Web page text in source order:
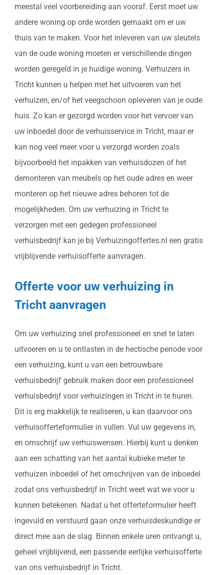
meestal veel voorbereiding aan vooraf. Eerst moet uw
andere woning op orde worden gemaakt om er uw
thuis van te maken. Voor het inleveren van uw sleutels
van de oude woning moeten er verschillende dingen
worden geregeld in je huidige woning. Verhuizers in
Tricht kunnen u helpen met het uitvoeren van het
verhuizen, en/of het veegschoon opleveren van je oude
huis. Zo kan er gezorgd worden voor het vervoer van
uw inboedel door de verhuisservice in Tricht, maar er
kan nog veel meer voor u verzorgd worden zoals
bijvoorbeeld het inpakken van verhuisdozen of het
demonteren van meubels op het oude adres en weer
monteren op het nieuwe adres behoren tot de
mogelijkheden. Om uw verhuizing in Tricht te
verzorgen met een gedegen professioneel
verhuisbedrijf kan je bij Verhuizingoffertes.nl een gratis
vrijblijvende verhuisofferte aanvragen.
Offerte voor uw verhuizing in
Tricht aanvragen
Om uw verhuizing snel professioneel en snel te laten
uitvoeren en u te ontlasten in de hectische periode voor
een verhuizing, kunt u van een betrouwbare
verhuisbedrijf gebruik maken door een professioneel
verhuisbedrijf voor verhuizingen in Tricht in te huren.
Dit is erg makkelijk te realiseren, u kan daarvoor ons
verhuisofferteformulier in vullen. Vul uw gegevens in,
en omschrijf uw verhuiswensen. Hierbij kunt u denken
aan een schatting van het aantal kubieke meter te
verhuizen inboedel of het omschrijven van de inboedel
zodat ons verhuisbedrijf in Tricht weet wat we voor u
kunnen betekenen. Nadat u het offerteformulier heeft
ingevuld en verstuurd gaan onze verhuisdeskundige er
direct mee aan de slag. Binnen enkele uren ontvangt u,
geheel vrijblijvend, een passende eerlijke verhuisofferte
van ons verhuisbedrijf in Tricht.